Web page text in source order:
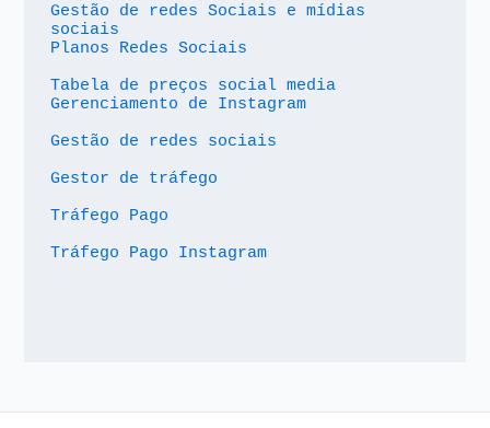
Gestão de redes Sociais e mídias
sociais
Planos Redes Sociais
Tabela de preços social media
Gerenciamento de Instagram
Gestão de redes sociais
Gestor de tráfego
Tráfego Pago
Tráfego Pago Instagram